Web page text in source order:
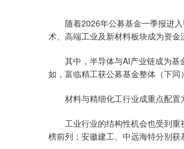
随着2026年公募基金一季报进入
术、高端工业及新材料板块成为资金
其中，半导体与AI产业链成为基
如，富临精工获公募基金整体（下
材料与精细化工行业成重点配置
工业行业的结构性机会也受到重
榜前列；安徽建工、中远海特分别获